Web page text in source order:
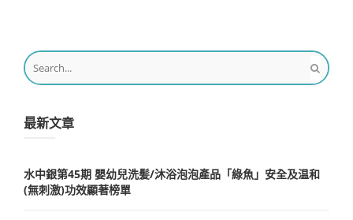
最新文章
水中銀第45期 嬰幼兒洗髪/沐浴泡泡產品「綠魚」安全及温和
(無刺激)功效顯著榜單